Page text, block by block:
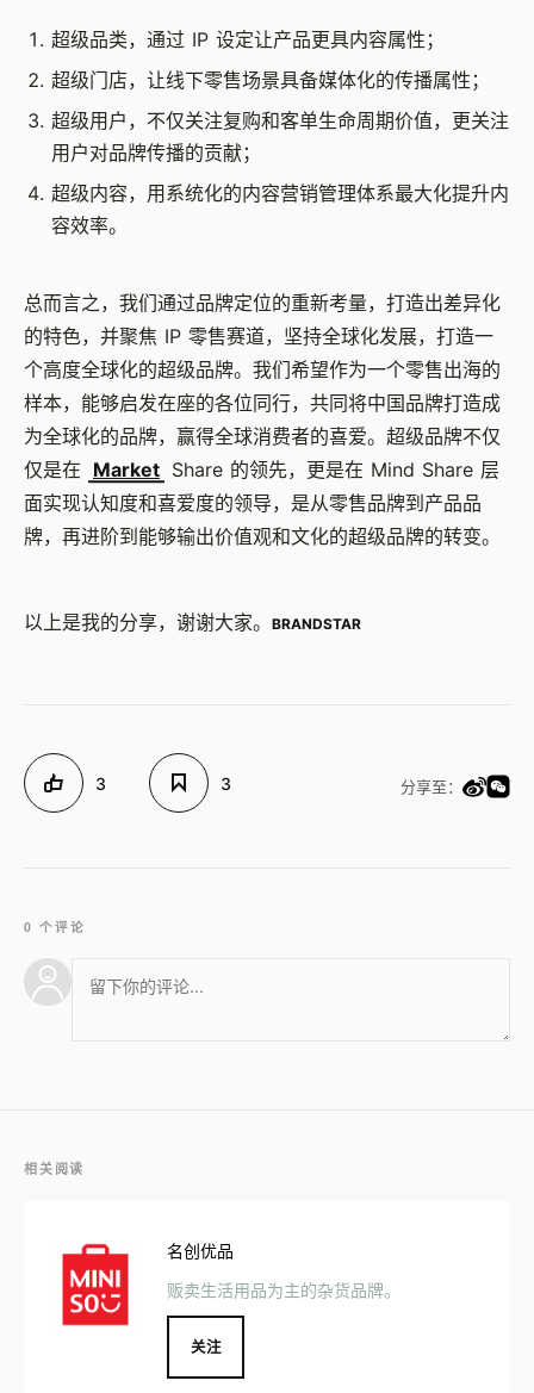
超级品类，通过 IP 设定让产品更具内容属性；
超级门店，让线下零售场景具备媒体化的传播属性；
超级用户，不仅关注复购和客单生命周期价值，更关注
用户对品牌传播的贡献；
超级内容，用系统化的内容营销管理体系最大化提升内
容效率。
总而言之，我们通过品牌定位的重新考量，打造出差异化
的特色，并聚焦 IP 零售赛道，坚持全球化发展，打造一
个高度全球化的超级品牌。我们希望作为一个零售出海的
样本，能够启发在座的各位同行，共同将中国品牌打造成
为全球化的品牌，赢得全球消费者的喜爱。超级品牌不仅
仅是在 Market Share 的领先，更是在 Mind Share 层
面实现认知度和喜爱度的领导，是从零售品牌到产品品
牌，再进阶到能够输出价值观和文化的超级品牌的转变。
以上是我的分享，谢谢大家。 BRANDSTAR
3 3 分享至：
0 个评论
相关阅读
名创优品
贩卖生活用品为主的杂货品牌。
关注